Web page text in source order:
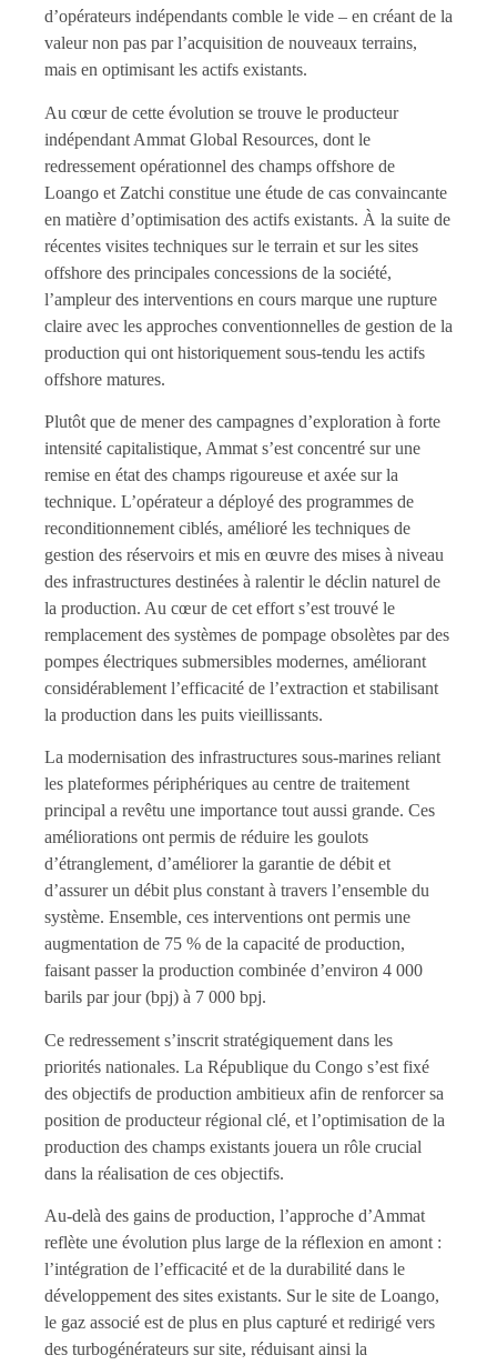
d’opérateurs indépendants comble le vide – en créant de la
valeur non pas par l’acquisition de nouveaux terrains,
mais en optimisant les actifs existants.
Au cœur de cette évolution se trouve le producteur
indépendant Ammat Global Resources, dont le
redressement opérationnel des champs offshore de
Loango et Zatchi constitue une étude de cas convaincante
en matière d’optimisation des actifs existants. À la suite de
récentes visites techniques sur le terrain et sur les sites
offshore des principales concessions de la société,
l’ampleur des interventions en cours marque une rupture
claire avec les approches conventionnelles de gestion de la
production qui ont historiquement sous-tendu les actifs
offshore matures.
Plutôt que de mener des campagnes d’exploration à forte
intensité capitalistique, Ammat s’est concentré sur une
remise en état des champs rigoureuse et axée sur la
technique. L’opérateur a déployé des programmes de
reconditionnement ciblés, amélioré les techniques de
gestion des réservoirs et mis en œuvre des mises à niveau
des infrastructures destinées à ralentir le déclin naturel de
la production. Au cœur de cet effort s’est trouvé le
remplacement des systèmes de pompage obsolètes par des
pompes électriques submersibles modernes, améliorant
considérablement l’efficacité de l’extraction et stabilisant
la production dans les puits vieillissants.
La modernisation des infrastructures sous-marines reliant
les plateformes périphériques au centre de traitement
principal a revêtu une importance tout aussi grande. Ces
améliorations ont permis de réduire les goulots
d’étranglement, d’améliorer la garantie de débit et
d’assurer un débit plus constant à travers l’ensemble du
système. Ensemble, ces interventions ont permis une
augmentation de 75 % de la capacité de production,
faisant passer la production combinée d’environ 4 000
barils par jour (bpj) à 7 000 bpj.
Ce redressement s’inscrit stratégiquement dans les
priorités nationales. La République du Congo s’est fixé
des objectifs de production ambitieux afin de renforcer sa
position de producteur régional clé, et l’optimisation de la
production des champs existants jouera un rôle crucial
dans la réalisation de ces objectifs.
Au-delà des gains de production, l’approche d’Ammat
reflète une évolution plus large de la réflexion en amont :
l’intégration de l’efficacité et de la durabilité dans le
développement des sites existants. Sur le site de Loango,
le gaz associé est de plus en plus capturé et redirigé vers
des turbogénérateurs sur site, réduisant ainsi la